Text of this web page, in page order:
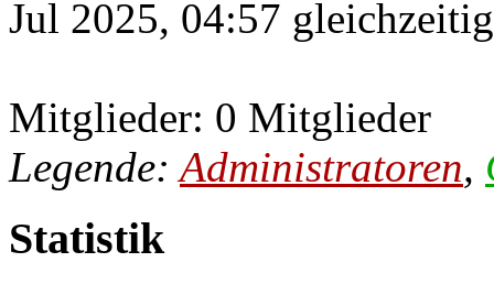
Jul 2025, 04:57
Mitglieder: 0 Mitglieder
Legende:Administratoren,
Statistik